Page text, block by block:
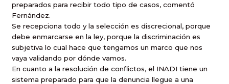
preparados para recibir todo tipo de casos, comentó
Fernández.
Se recepciona todo y la selección es discrecional, porque
debe enmarcarse en la ley, porque la discriminación es
subjetiva lo cual hace que tengamos un marco que nos
vaya validando por dónde vamos.
En cuanto a la resolución de conflictos, el INADI tiene un
sistema preparado para que la denuncia llegue a una